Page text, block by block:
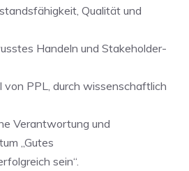
Qualität und
Handeln und Stakeholder-
von PPL, durch wissenschaftlich
Verantwortung und
„Gutes
sein“.